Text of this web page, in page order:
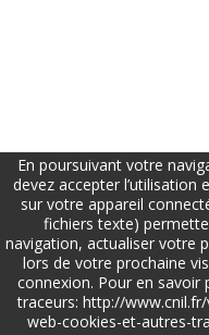
En poursuivant votre
devez accepter l’utilisation
sur votre appareil
fichiers texte)
navigation, actualiser votre
lors de votre prochaine
connexion. Pour en savoir
traceurs: http://
web-cookies-et-autres-